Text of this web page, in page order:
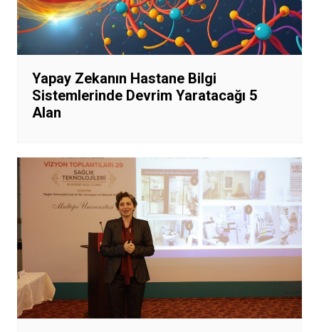
Yapay Zekanın Hastane Bilgi
Sistemlerinde Devrim Yaratacağı 5
Alan